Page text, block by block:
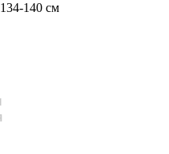
134-140 см